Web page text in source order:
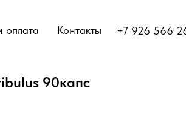
оплата Контакты +7 926 566
90капс